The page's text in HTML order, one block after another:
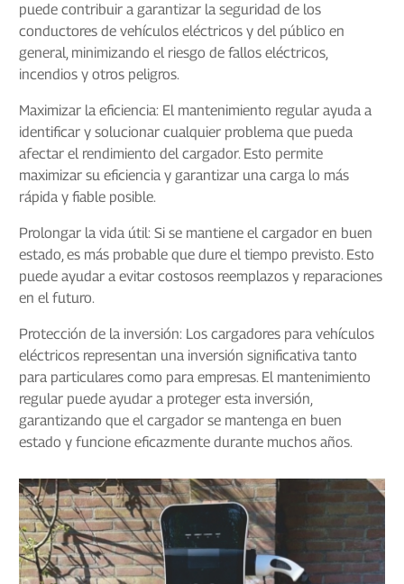
puede contribuir a garantizar la seguridad de los
conductores de vehículos eléctricos y del público en
general, minimizando el riesgo de fallos eléctricos,
incendios y otros peligros.
Maximizar la eficiencia: El mantenimiento regular ayuda a
identificar y solucionar cualquier problema que pueda
afectar el rendimiento del cargador. Esto permite
maximizar su eficiencia y garantizar una carga lo más
rápida y fiable posible.
Prolongar la vida útil: Si se mantiene el cargador en buen
estado, es más probable que dure el tiempo previsto. Esto
puede ayudar a evitar costosos reemplazos y reparaciones
en el futuro.
Protección de la inversión: Los cargadores para vehículos
eléctricos representan una inversión significativa tanto
para particulares como para empresas. El mantenimiento
regular puede ayudar a proteger esta inversión,
garantizando que el cargador se mantenga en buen
estado y funcione eficazmente durante muchos años.